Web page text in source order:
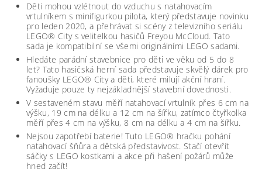
Děti mohou vzlétnout do vzduchu s natahovacím
vrtulníkem s minifigurkou pilota, který představuje novinku
pro leden 2020, a přehrávat si scény z televizního seriálu
LEGO® City s velitelkou hasičů Freyou McCloud. Tato
sada je kompatibilní se všemi originálními LEGO sadami.
Hledáte parádní stavebnice pro děti ve věku od 5 do 8
let? Tato hasičská herní sada představuje skvělý dárek pro
fanoušky LEGO® City a děti, které milují akční hraní.
Vyžaduje pouze ty nejzákladnější stavební dovednosti.
V sestaveném stavu měří natahovací vrtulník přes 6 cm na
výšku, 19 cm na délku a 12 cm na šířku, zatímco čtyřkolka
měří přes 4 cm na výšku, 8 cm na délku a 4 cm na šířku.
Nejsou zapotřebí baterie! Tuto LEGO® hračku pohání
natahovací šňůra a dětská představivost. Stačí otevřít
sáčky s LEGO kostkami a akce při hašení požárů může
hned začít!